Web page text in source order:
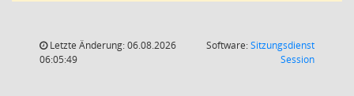
Letzte Änderung: 06.08.2026
06:05:49
Software:Sitzungsdienst
Session(Wird in